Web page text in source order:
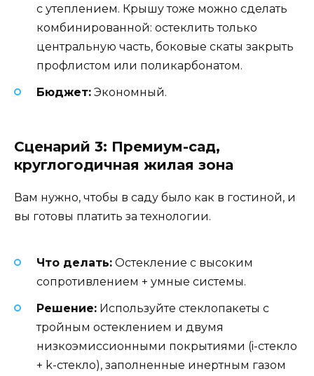
с утеплением. Крышу тоже можно сделать
комбинированной: остеклить только
центральную часть, боковые скаты закрыть
профлистом или поликарбонатом.
Бюджет: Экономный.
Сценарий 3: Премиум-сад,
круглогодичная жилая зона
Вам нужно, чтобы в саду было как в гостиной, и
вы готовы платить за технологии.
Что делать: Остекление с высоким
сопротивлением + умные системы.
Решение: Используйте стеклопакеты с
тройным остеклением и двумя
низкоэмиссионными покрытиями (i-стекло
+ k-стекло), заполненные инертным газом